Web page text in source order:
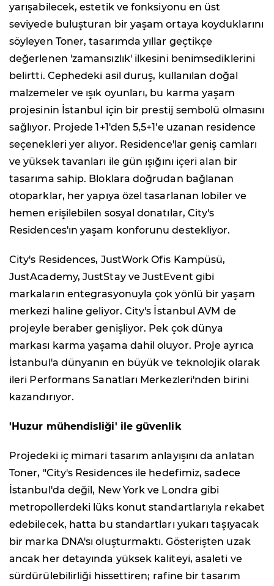
yarışabilecek, estetik ve fonksiyonu en üst
seviyede buluşturan bir yaşam ortaya koyduklarını
söyleyen Toner, tasarımda yıllar geçtikçe
değerlenen 'zamansızlık' ilkesini benimsediklerini
belirtti. Cephedeki asil duruş, kullanılan doğal
malzemeler ve ışık oyunları, bu karma yaşam
projesinin İstanbul için bir prestij sembolü olmasını
sağlıyor. Projede 1+1'den 5,5+1'e uzanan residence
seçenekleri yer alıyor. Residence'lar geniş camları
ve yüksek tavanları ile gün ışığını içeri alan bir
tasarıma sahip. Bloklara doğrudan bağlanan
otoparklar, her yapıya özel tasarlanan lobiler ve
hemen erişilebilen sosyal donatılar, City's
Residences'ın yaşam konforunu destekliyor.
City's Residences, JustWork Ofis Kampüsü,
JustAcademy, JustStay ve JustEvent gibi
markaların entegrasyonuyla çok yönlü bir yaşam
merkezi haline geliyor. City's İstanbul AVM de
projeyle beraber genişliyor. Pek çok dünya
markası karma yaşama dahil oluyor. Proje ayrıca
İstanbul'a dünyanın en büyük ve teknolojik olarak
ileri Performans Sanatları Merkezleri'nden birini
kazandırıyor.
'Huzur mühendisliği' ile güvenlik
Projedeki iç mimari tasarım anlayışını da anlatan
Toner, "City's Residences ile hedefimiz, sadece
İstanbul'da değil, New York ve Londra gibi
metropollerdeki lüks konut standartlarıyla rekabet
edebilecek, hatta bu standartları yukarı taşıyacak
bir marka DNA'sı oluşturmaktı. Gösterişten uzak
ancak her detayında yüksek kaliteyi, asaleti ve
sürdürülebilirliği hissettiren; rafine bir tasarım